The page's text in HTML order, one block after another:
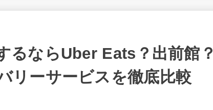
るならUber Eats？出前館？
リーサービスを徹底比較